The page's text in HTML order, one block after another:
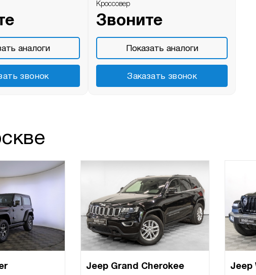
аналоги
звонок
Кроссовер
Звоните
Показать аналоги
Заказать звонок
Jeep Grand Cherokee Jeep